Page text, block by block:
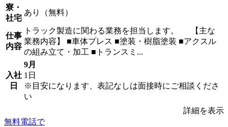
寮・
社宅
あり（無料）
仕事
内容
トラック製造に関わる業務を担当します。 【主な
業務内容】 ■車体プレス ■塗装・樹脂塗装 ■アクスル
の組み立て・加工 ■トランスミ...
入社
日
9月
1日
※目安になります、表記なしは面接時にご相談くださ
い
詳細を表示
無料電話で